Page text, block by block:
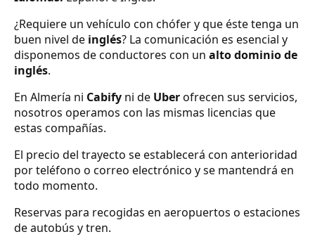
¿Requiere un vehículo con chófer y que éste tenga un
buen nivel de inglés? La comunicación es esencial y
disponemos de conductores con un alto dominio de
inglés.
En Almería ni Cabify ni de Uberofrecen sus servicios,
nosotros operamos con las mismas licencias que
estas compañías.
El precio del trayecto se establecerá con anterioridad
por teléfono o correo electrónico y se mantendrá en
todo momento.
Reservas para recogidas en aeropuertos o estaciones
de autobús y tren.